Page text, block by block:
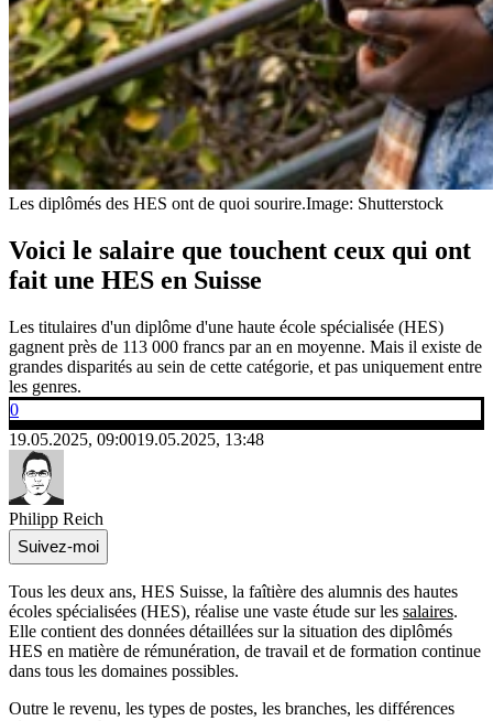
Les diplômés des HES ont de quoi sourire.Image: Shutterstock
Voici le salaire que touchent ceux qui ont
fait une HES en Suisse
Les titulaires d'un diplôme d'une haute école spécialisée (HES)
gagnent près de 113 000 francs par an en moyenne. Mais il existe de
grandes disparités au sein de cette catégorie, et pas uniquement entre
les genres.
0
19.05.2025, 09:0019.05.2025, 13:48
Philipp Reich
Suivez-moi
Tous les deux ans, HES Suisse, la faîtière des alumnis des hautes
écoles spécialisées (HES), réalise une vaste étude sur les salaires.
Elle contient des données détaillées sur la situation des diplômés
HES en matière de rémunération, de travail et de formation continue
dans tous les domaines possibles.
Outre le revenu, les types de postes, les branches, les différences